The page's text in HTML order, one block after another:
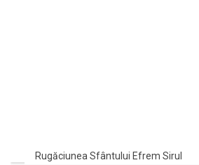
Rugăciunea Sfântului Efrem Sirul